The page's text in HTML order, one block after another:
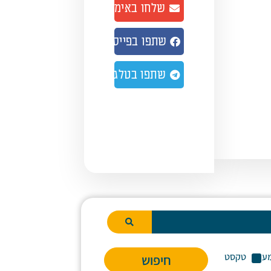
שלחו באימייל
שתפו בפייסבוק
שתפו בטלגרם
טקסט חיפוש